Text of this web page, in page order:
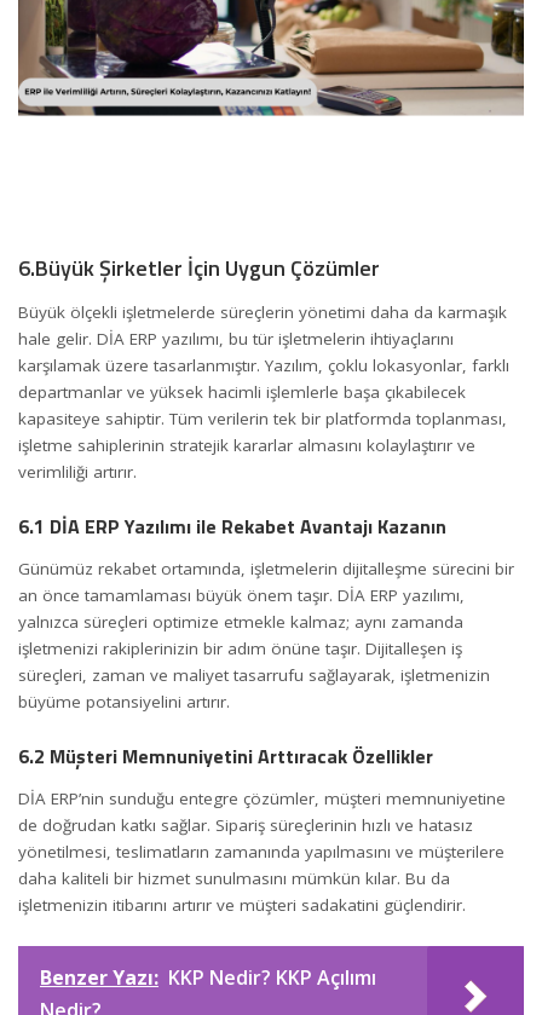
6.Büyük Şirketler İçin Uygun Çözümler
Büyük ölçekli işletmelerde süreçlerin yönetimi daha da karmaşık
hale gelir. DİA ERP yazılımı, bu tür işletmelerin ihtiyaçlarını
karşılamak üzere tasarlanmıştır. Yazılım, çoklu lokasyonlar, farklı
departmanlar ve yüksek hacimli işlemlerle başa çıkabilecek
kapasiteye sahiptir. Tüm verilerin tek bir platformda toplanması,
işletme sahiplerinin stratejik kararlar almasını kolaylaştırır ve
verimliliği artırır.
6.1 DİA ERP Yazılımı ile Rekabet Avantajı Kazanın
Günümüz rekabet ortamında, işletmelerin dijitalleşme sürecini bir
an önce tamamlaması büyük önem taşır. DİA ERP yazılımı,
yalnızca süreçleri optimize etmekle kalmaz; aynı zamanda
işletmenizi rakiplerinizin bir adım önüne taşır. Dijitalleşen iş
süreçleri, zaman ve maliyet tasarrufu sağlayarak, işletmenizin
büyüme potansiyelini artırır.
6.2 Müşteri Memnuniyetini Arttıracak Özellikler
DİA ERP’nin sunduğu entegre çözümler, müşteri memnuniyetine
de doğrudan katkı sağlar. Sipariş süreçlerinin hızlı ve hatasız
yönetilmesi, teslimatların zamanında yapılmasını ve müşterilere
daha kaliteli bir hizmet sunulmasını mümkün kılar. Bu da
işletmenizin itibarını artırır ve müşteri sadakatini güçlendirir.
Benzer Yazı: KKP Nedir? KKP Açılımı